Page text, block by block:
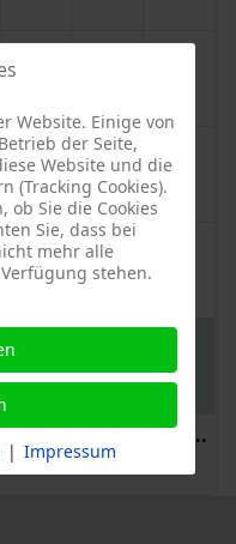
20 21
27 28
3 4 5
Alle Kategorien ...
Website. Einige von
der Seite,
Website und die
(Tracking Cookies).
ob Sie die Cookies
Sie, dass bei
mehr alle
stehen.
| Impressum